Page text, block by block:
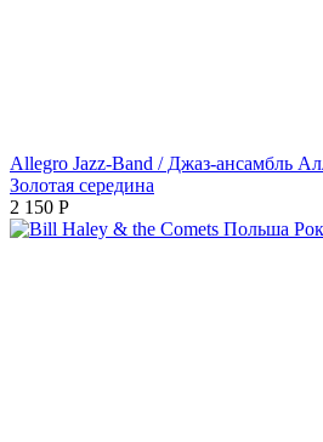
Allegro Jazz-Band / Джаз-ансамбль
Золотая середина
2 150 Р